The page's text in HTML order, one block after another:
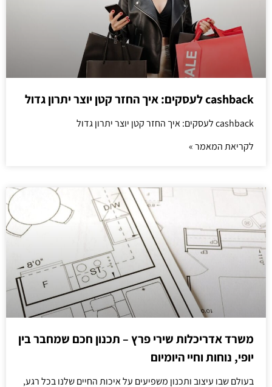
cashback לעסקים: איך החזר קטן יוצר יתרון גדול
cashback לעסקים: איך החזר קטן יוצר יתרון גדול
לקריאת המאמר »
משרד אדריכלות שירי פרץ – תכנון חכם שמחבר בין
יופי, נוחות וחיי היומיום
בעולם שבו עיצוב ותכנון משפיעים על איכות החיים שלנו בכל רגע,